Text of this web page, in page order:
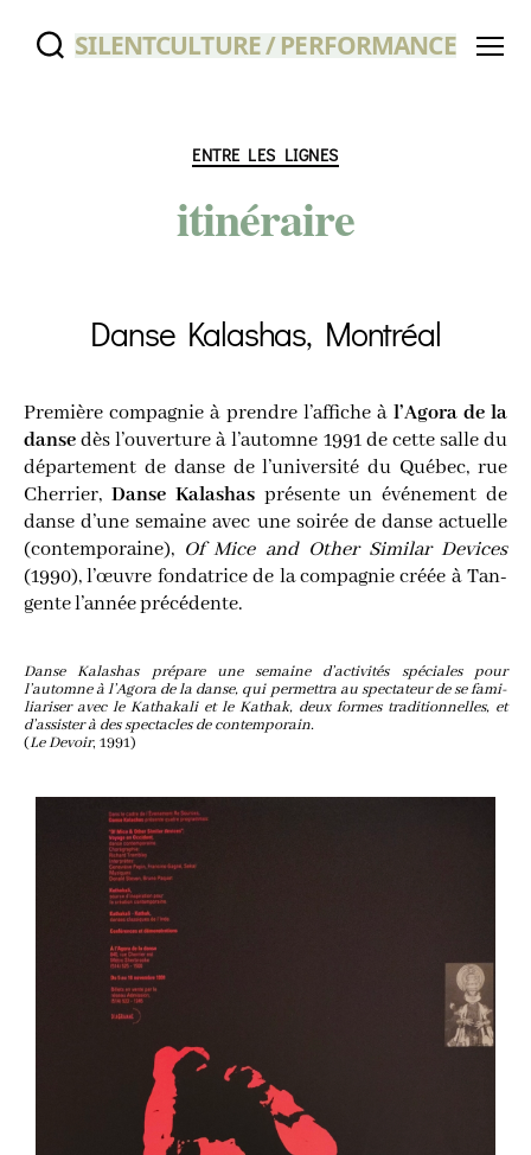
SILENTCULTURE / PERFORMANCE
Catégories
ENTRE LES LIGNES
itinéraire
Danse Kalashas, Montréal
Pre­mière com­pa­gnie à prendre l’affiche à l’A­go­ra de la
dansedès l’ou­ver­ture à l’au­tomne 1991de cette salle du
dépar­te­ment de danse de l’université du Qué­bec, rue
Cher­rier, Danse Kala­shaspré­sente un évé­ne­ment de
danse d’une semaine avec une soi­rée de danse actuelle
(contem­po­raine), Of Mice and Other Simi­lar Devices
(1990), l’œuvre fon­da­trice de la com­pa­gnie créée à Tan­
gente l’année précédente.
Danse Kala­shas pré­pare une semaine d’activités spé­ciales pour
l’automne à l’Agora de la danse, qui per­met­tra au spec­ta­teur de se fami­
lia­ri­ser avec le Katha­ka­li et le Kathak, deux formes tra­di­tion­nelles, et
d’assister à des spec­tacles de contem­po­rain.
(Le Devoir, 1991)